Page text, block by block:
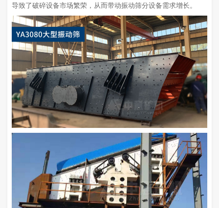
导致了破碎设备市场繁荣，从而带动振动筛分设备需求增长。